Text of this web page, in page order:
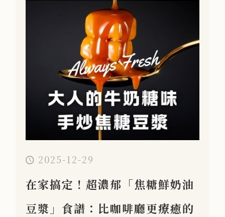
2025-12-29
在家搞定！超濃郁「焦糖鮮奶油
豆漿」食譜：比咖啡廳更療癒的